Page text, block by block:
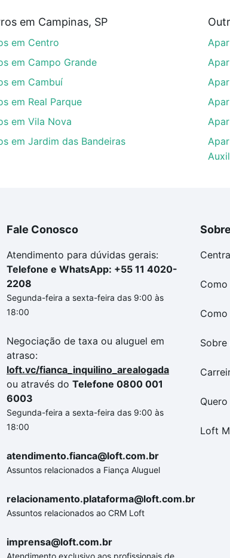
à venda em Jardim Magnólia, Campinas,
orçamento. Se ainda tem alguma dúvida dos
a gente para comprar o imóvel dos seus
em Campinas, SP
em Centro
em Campo Grande
em Cambuí
em Real Parque
em Vila Nova
em Jardim das Bandeiras
Fale Conosco
Atendimento para dúvidas gerais:
Telefone e WhatsApp: +55 11 4020-
2208
Segunda-feira a sexta-feira das 9:00 às
18:00
Negociação de taxa ou aluguel em
atraso:
loft.vc/fianca_inquilino_arealogada
ou através do Telefone 0800 001
6003
Segunda-feira a sexta-feira das 9:00 às
18:00
atendimento.fianca@loft.com.br
Assuntos relacionados a Fiança Aluguel
relacionamento.plataforma@loft.com.br
Assuntos relacionados ao CRM Loft
imprensa@loft.com.br
Atendimento exclusivo aos profissionais de
Sobre
Loft